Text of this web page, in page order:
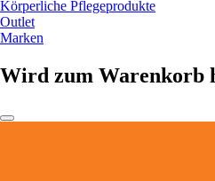
Körperliche Pflegeprodukte
Outlet
Marken
Wird zum Warenkorb